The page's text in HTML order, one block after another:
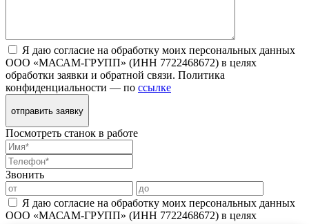
Я даю согласие на обработку моих персональных данных
ООО «МАСАМ-ГРУПП» (ИНН 7722468672) в целях
обработки заявки и обратной связи. Политика
конфиденциальности — по ссылке
отправить заявку
Посмотреть станок в работе
Звонить
Я даю согласие на обработку моих персональных данных
ООО «МАСАМ-ГРУПП» (ИНН 7722468672) в целях